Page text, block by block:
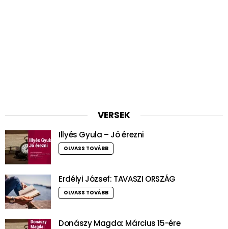
VERSEK
Illyés Gyula – Jó érezni
OLVASS TOVÁBB
Erdélyi József: TAVASZI ORSZÁG
OLVASS TOVÁBB
Donászy Magda: Március 15-ére